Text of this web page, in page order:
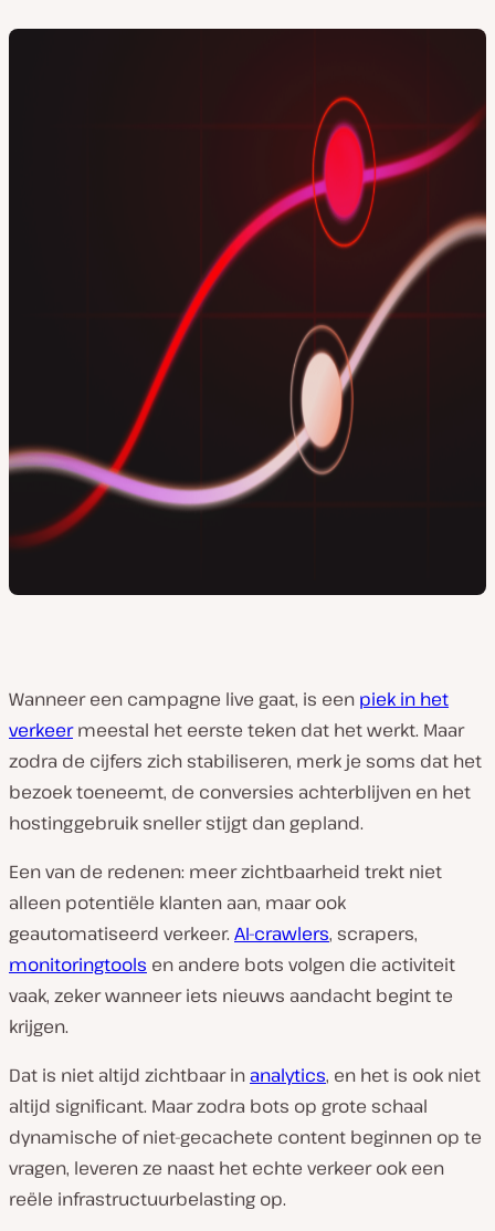
Wanneer een campagne live gaat, is een piek in het
verkeermeestal het eerste teken dat het werkt. Maar
zodra de cijfers zich stabiliseren, merk je soms dat het
bezoek toeneemt, de conversies achterblijven en het
hostinggebruik sneller stijgt dan gepland.
Een van de redenen: meer zichtbaarheid trekt niet
alleen potentiële klanten aan, maar ook
geautomatiseerd verkeer. AI-crawlers, scrapers,
monitoringtools en andere bots volgen die activiteit
vaak, zeker wanneer iets nieuws aandacht begint te
krijgen.
Dat is niet altijd zichtbaar in analytics, en het is ook niet
altijd significant. Maar zodra bots op grote schaal
dynamische of niet-gecachete content beginnen op te
vragen, leveren ze naast het echte verkeer ook een
reële infrastructuurbelasting op.